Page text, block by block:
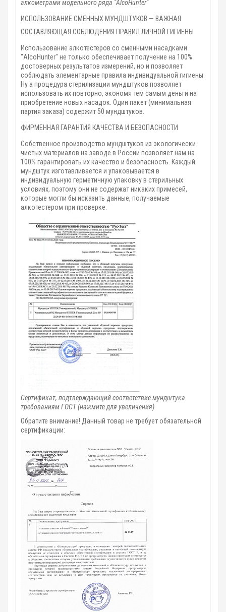
алкометрами модельного ряда "AlcoHunter"
ИСПОЛЬЗОВАНИЕ СМЕННЫХ МУНДШТУКОВ — ВАЖНАЯ
СОСТАВЛЯЮЩАЯ СОБЛЮДЕНИЯ ПРАВИЛ ЛИЧНОЙ ГИГИЕНЫ
Использование алкотестеров со сменными насадками
"AlcoHunter" не только обеспечивает получение на 100%
достоверных результатов измерений, но и позволяет
соблюдать элементарные правила индивидуальной гигиены.
Ну а процедура стерилизации мундштуков позволяет
использовать их повторно, экономя тем самым деньги на
приобретение новых насадок. Один пакет (минимальная
партия заказа) содержит 50 мундштуков.
ФИРМЕННАЯ ГАРАНТИЯ КАЧЕСТВА И БЕЗОПАСНОСТИ
Собственное производство мундштуков из экологически
чистых материалов на заводе в России позволяет нам на
100% гарантировать их качество и безопасность. Каждый
мундштук изготавливается и упаковывается в
индивидуальную герметичную упаковку в стерильных
условиях, поэтому они не содержат никаких примесей,
которые могли бы исказить данные, получаемые
алкотестером при проверке.
Сертификат, подтверждающий соответствие мундштука
требованиям ГОСТ (нажмите для увеличения)
Обратите внимание! Данный товар не требует обязательной
сертификации: